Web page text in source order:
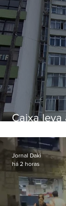
Caixa leva
Botafogo
Jornal Daki
há 2 horas